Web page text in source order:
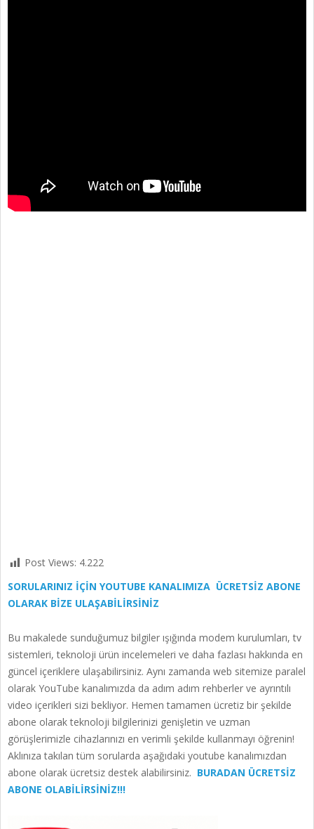
Post Views: 4.222
SORULARINIZ İÇİN YOUTUBE KANALIMIZA ÜCRETSİZ ABONE
OLARAK BİZE ULAŞABİLİRSİNİZ
Bu makalede sunduğumuz bilgiler ışığında modem kurulumları, tv
sistemleri, teknoloji ürün incelemeleri ve daha fazlası hakkında en
güncel içeriklere ulaşabilirsiniz. Aynı zamanda web sitemize paralel
olarak YouTube kanalımızda da adım adım rehberler ve ayrıntılı
video içerikleri sizi bekliyor. Hemen tamamen ücretiz bir şekilde
abone olarak teknoloji bilgilerinizi genişletin ve uzman
görüşlerimizle cihazlarınızı en verimli şekilde kullanmayı öğrenin!
Aklınıza takılan tüm sorularda aşağıdaki youtube kanalımızdan
abone olarak ücretsiz destek alabilirsiniz. BURADAN ÜCRETSİZ
ABONE OLABİLİRSİNİZ!!!